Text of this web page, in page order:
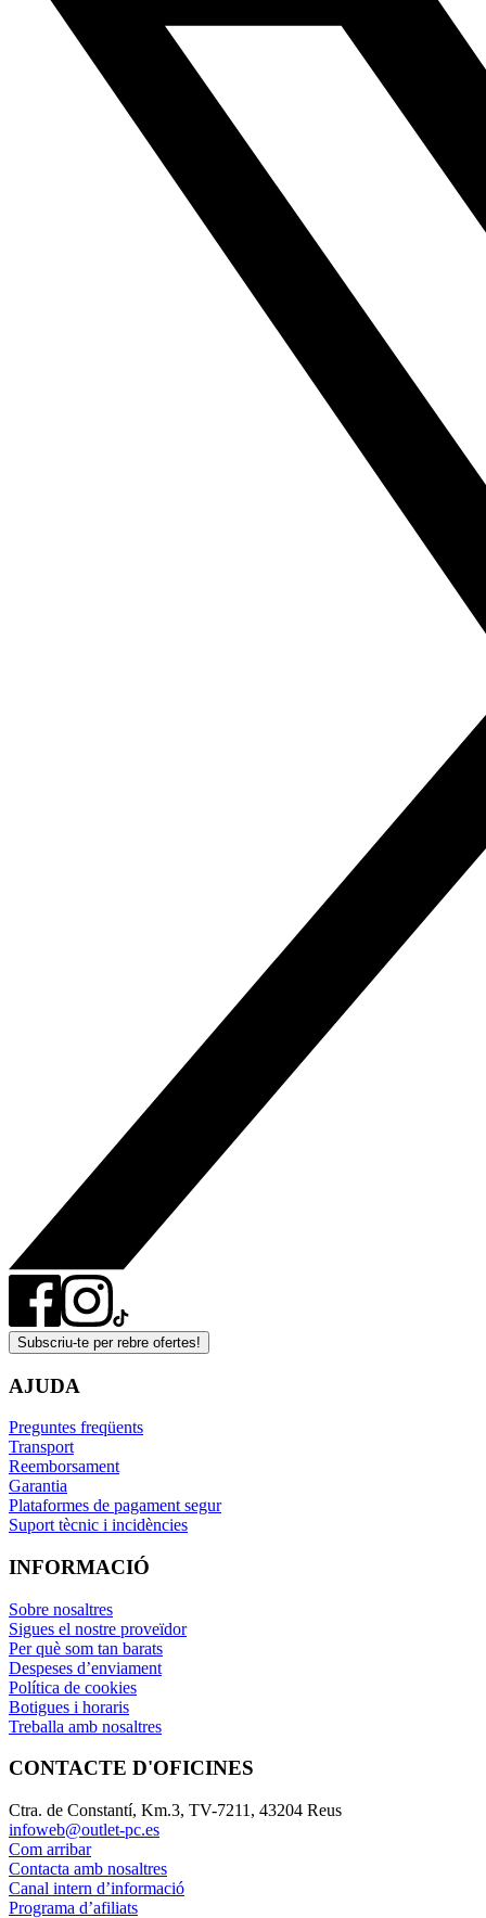
Subscriu-te per rebre ofertes!
AJUDA
Preguntes freqüents
Transport
Reemborsament
Garantia
Plataformes de pagament segur
Suport tècnic i incidències
INFORMACIÓ
Sobre nosaltres
Sigues el nostre proveïdor
Per què som tan barats
Despeses d’enviament
Política de cookies
Botigues i horaris
Treballa amb nosaltres
CONTACTE D'OFICINES
Ctra. de Constantí, Km.3, TV-7211, 43204 Reus
infoweb@outlet-pc.es
Com arribar
Contacta amb nosaltres
Canal intern d’informació
Programa d’afiliats